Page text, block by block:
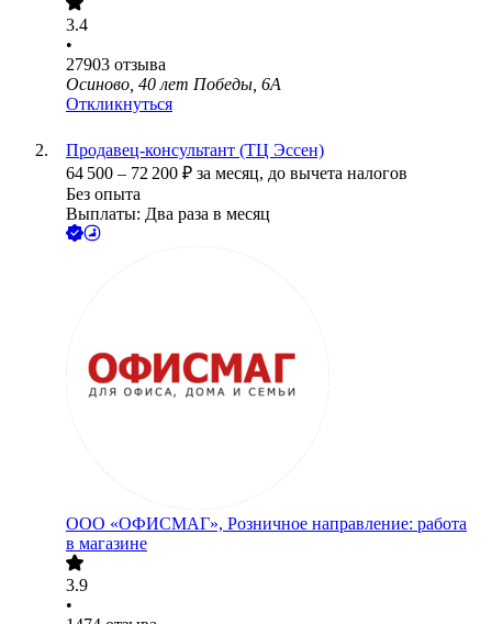
3.4
•
27903 отзыва
Осиново, 40 лет Победы, 6А
Откликнуться
Продавец-консультант (ТЦ Эссен)
64 500 – 72 200 ₽ за месяц, до вычета налогов
Без опыта
Выплаты: Два раза в месяц
ООО «ОФИСМАГ», Розничное направление: работа
в магазине
3.9
•